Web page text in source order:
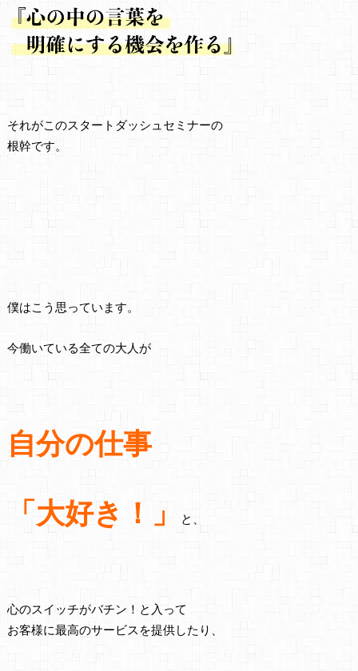
それがこのスタートダッシュセミナーの
根幹です。
僕はこう思っています。
今働いている全ての大人が
自分の仕事
「大好き！」 と、
心のスイッチがバチン！と入って
お客様に最高のサービスを提供したり、